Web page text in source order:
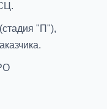
"П"),